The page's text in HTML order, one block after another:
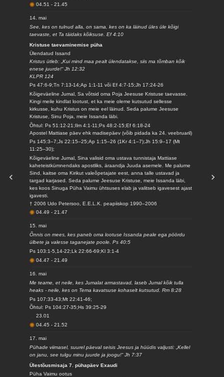
04.51-21.45
14. mai
See, kes on tulnud alla, on sama, kes on ka läinud üles üle kõigi
taevaste, et Ta täidaks kõiksuse. Ef 4:10
Kristuse taevaminemise püha
Ülendatud Issand
Kristus ütleb: „Kui mind maa pealt ülendatakse, siis ma tõmban kõik
enese juurde!“ Jh 12:32
KLPR 124
Ps 47:6-9;Tn 7:13-14;Ap 1:1-11 või Ef 4:7-15;Jh 17:24-26
Kõigeväeline Jumal, Sa võtsid oma Poja Jeesuse Kristuse taevasse.
Kingi meile kindlat lootust, et ka meie oleme kutsutud sellesse
kirkusse, kuhu Kristus on meie eel läinud. Seda palume Jeesuse
Kristuse, Sinu Poja, meie Issanda läbi.
Õhtul: Ps 51:12-21;Ilm 4:1-11;Ps 48:2-15;Ef 6:18-24
Apostel Mattiase päev ehk madisepäev (võib pidada ka 24. veebruaril)
Ps 145:3–7;Js 22:15–25;Ap 1:15–26 (1Kr 4:1–7);Jh 15:9–17 (Mt
11:25–30);
Kõigeväeline Jumal, Sina valisid oma ustava tunnistaja Mattiase
kaheteistkümnendaks apostliks, äraandja Juuda asemele. Me palume
Sind, kaitse oma Kirikut valeõpetajate eest, anna talle ustavad ja
targad karjased. Seda palume Jeesuse Kristuse, meie Issanda läbi,
kes koos Sinuga Püha Vaimu ühtsuses elab ja valitseb igavesest ajast
igavesti.
† 2006 Udo Petersoo, E.E.L.K. peapiiskop 1990–2006
04.49-21.47
15. mai
Õnnis on mees, kes paneb oma lootuse Issanda peale ega pöördu
ülbete ja valesse taganejate poole. Ps 40:5
Ps 103:1-5,14-22;Lk 22:66-69;Kl 3:1-4
04.47-21.49
16. mai
Me teame, et neile, kes Jumalat armastavad, laseb Jumal kõik tulla
heaks - neile, kes on Tema kavatsuse kohaselt kutsutud. Rm 8:28
Ps 107:33-43;Mt 22:41-46;
Õhtul: Ps 104:27-35;Hs 39:25-29
23.01
04.45-21.52
17. mai
Pühade viimasel, suurel päeval seisis Jeesus ja hüüdis valjusti: „Kellel
on janu, see tulgu minu juurde ja joogu!“ Jh 7:37
Ülestõusmisaja 7. pühapäev Exaudi
Püha Vaimu ootus